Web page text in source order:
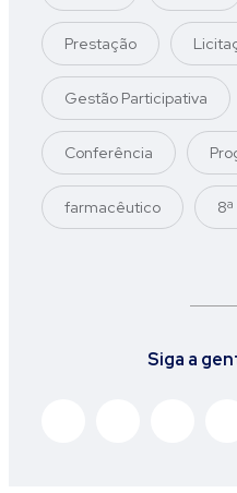
Prestação
Gestão Participativa
Conferência
farmacêutico 8ª
Siga a